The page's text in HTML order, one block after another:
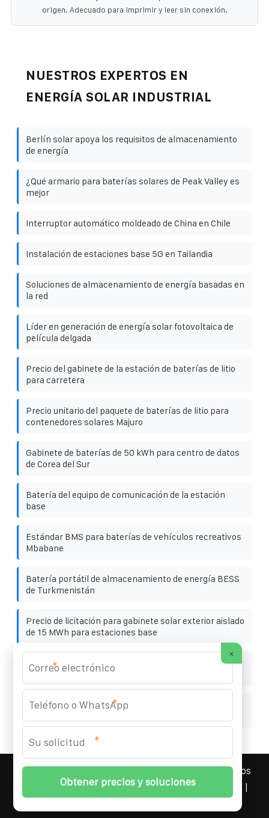
origen. Adecuado para imprimir y leer sin conexión.
NUESTROS EXPERTOS EN
ENERGÍA SOLAR INDUSTRIAL
Berlín solar apoya los requisitos de almacenamiento
de energía
¿Qué armario para baterías solares de Peak Valley es
mejor
Interruptor automático moldeado de China en Chile
Instalación de estaciones base 5G en Tailandia
Soluciones de almacenamiento de energía basadas en
la red
Líder en generación de energía solar fotovoltaica de
película delgada
Precio del gabinete de la estación de baterías de litio
para carretera
Precio unitario del paquete de baterías de litio para
contenedores solares Majuro
Gabinete de baterías de 50 kWh para centro de datos
de Corea del Sur
Batería del equipo de comunicación de la estación
base
Estándar BMS para baterías de vehículos recreativos
Mbabane
Batería portátil de almacenamiento de energía BESS
de Turkmenistán
Precio de licitación para gabinete solar exterior aislado
de 15 MWh para estaciones base
¿Cuántos kilovatios-hora de electricidad produce un
panel solar de 550 vatios
¿Cuál es el tamaño adecuado de los componentes de
YOUFOTO INDUSTRIAL SOLAR
2026 Todos los
derechos reservados. | Teléfono:+34 91 527 43 18
×
*
*
*